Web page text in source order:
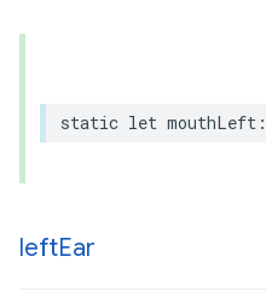
static let mouthLeft :
leftEar